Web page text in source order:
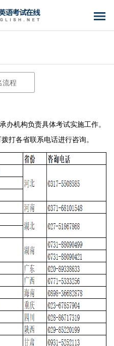
流程
办机构负责具体考试实施工作。
打各省联系电话进行咨询。